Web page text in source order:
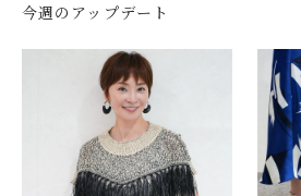
今週のアップデート